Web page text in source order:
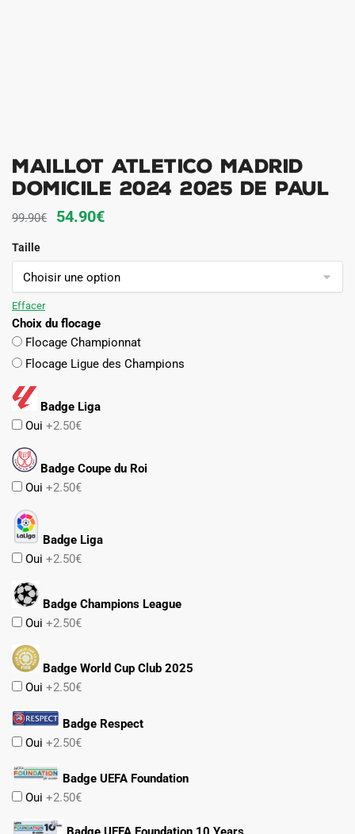
Maillot Atletico Madrid
Domicile 2024 2025 De Paul
99.90€
Le
initial
était :
54.90€Le
actuel
est :
Taille
Effacer
Choix du flocage
Flocage Championnat
Flocage Ligue des Champions
Badge Liga
Oui +2.50€
Badge Coupe du Roi
Oui +2.50€
Badge Liga
Oui +2.50€
Badge Champions League
Oui +2.50€
Badge World Cup Club 2025
Oui +2.50€
Badge Respect
Oui +2.50€
Badge UEFA Foundation
Oui +2.50€